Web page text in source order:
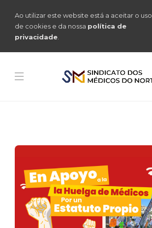
Ao utilizar este website está a aceitar o uso
de cookies e da nossa política de
privacidade